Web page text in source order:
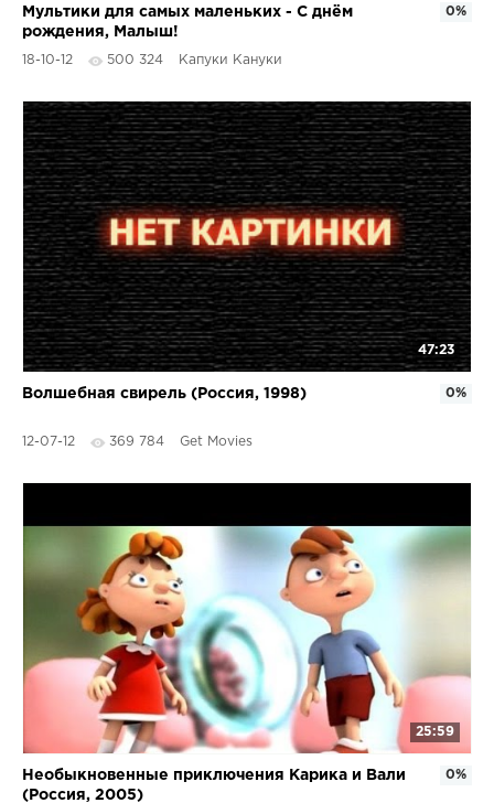
Мультики для самых маленьких - С днём
рождения, Малыш!
18-10-12 500 324 Капуки Кануки
0%
47:23
Волшебная свирель (Россия, 1998)
12-07-12 369 784 Get Movies
0%
25:59
Необыкновенные приключения Карика и Вали
(Россия, 2005)
0%